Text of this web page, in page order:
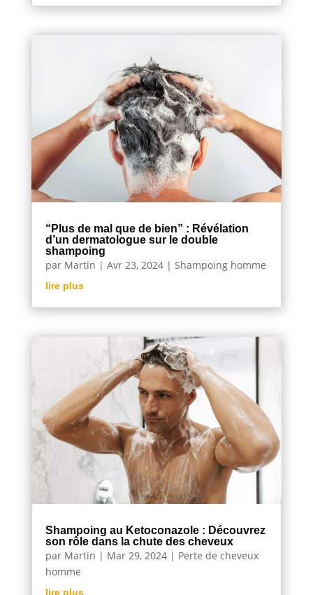
“Plus de mal que de bien” : Révélation
d’un dermatologue sur le double
shampoing
par Martin | Avr 23, 2024| Shampoing homme
lire plus
Shampoing au Ketoconazole : Découvrez
son rôle dans la chute des cheveux
par Martin | Mar 29, 2024| Perte de cheveux
homme
lire plus